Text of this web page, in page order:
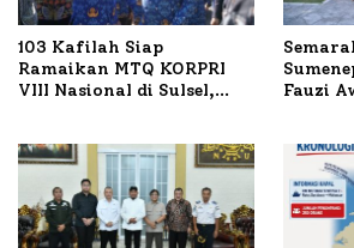
103 Kafilah Siap
Ramaikan MTQ KORPRI
VIII Nasional di Sulsel,
Fauzi